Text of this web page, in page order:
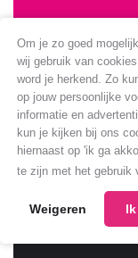
Om je zo goed
wij gebruik van
word je herkend. Zo
op jouw persoonlijke
informatie en
kun je kijken bij ons
hiernaast op 'ik ga
te zijn met het gebruik
Weigeren
Sponsoring
Jumbo